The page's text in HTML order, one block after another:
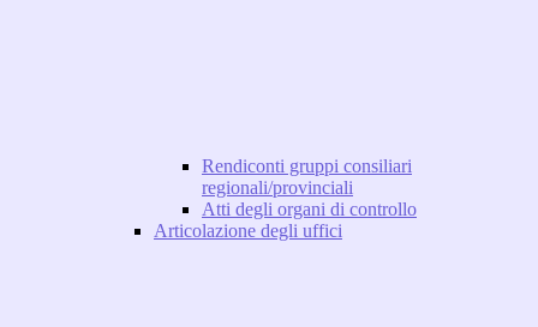
Rendiconti gruppi consiliari
regionali/provinciali
Atti degli organi di controllo
Articolazione degli uffici